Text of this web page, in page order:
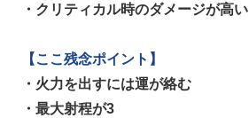
・クリティカル時のダメージが高い
【ここ残念ポイント】
・火力を出すには運が絡む
・最大射程が3